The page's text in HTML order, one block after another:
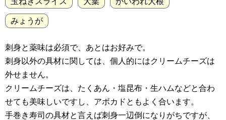
みょうが
刺身と薬味は必須で、あとはお好みで。
刺身以外の具材に関しては、個人的にはクリームチーズは
外せません。
クリームチーズは、たくあん・塩昆布・生ハムなどと合わ
せても美味しいですし、アボカドともよく合います。
手巻き寿司の具材と言えば刺身一辺倒になりがちですが、